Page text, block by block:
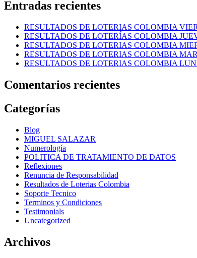
Entradas recientes
RESULTADOS DE LOTERIAS COLOMBIA
RESULTADOS DE LOTERÍAS COLOMBIA
RESULTADOS DE LOTERIAS COLOMBIA
RESULTADOS DE LOTERIAS COLOMBIA
RESULTADOS DE LOTERIAS COLOMBIA
Comentarios recientes
Categorías
Blog
MIGUEL SALAZAR
Numerología
POLITICA DE TRATAMIENTO DE DATOS
Reflexiones
Renuncia de Responsabilidad
Resultados de Loterias Colombia
Soporte Tecnico
Terminos y Condiciones
Testimonials
Uncategorized
Archivos